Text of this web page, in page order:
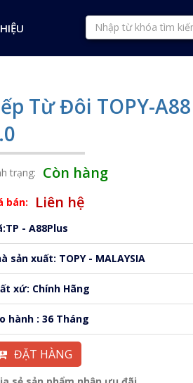
Từ Đôi TOPY-
trạng: Còn hàng
bán: Liên hệ
- A88Plus
sản xuất: TOPY - MALAYSIA
xứ: Chính Hãng
hành : 36 Tháng
ĐẶT HÀNG